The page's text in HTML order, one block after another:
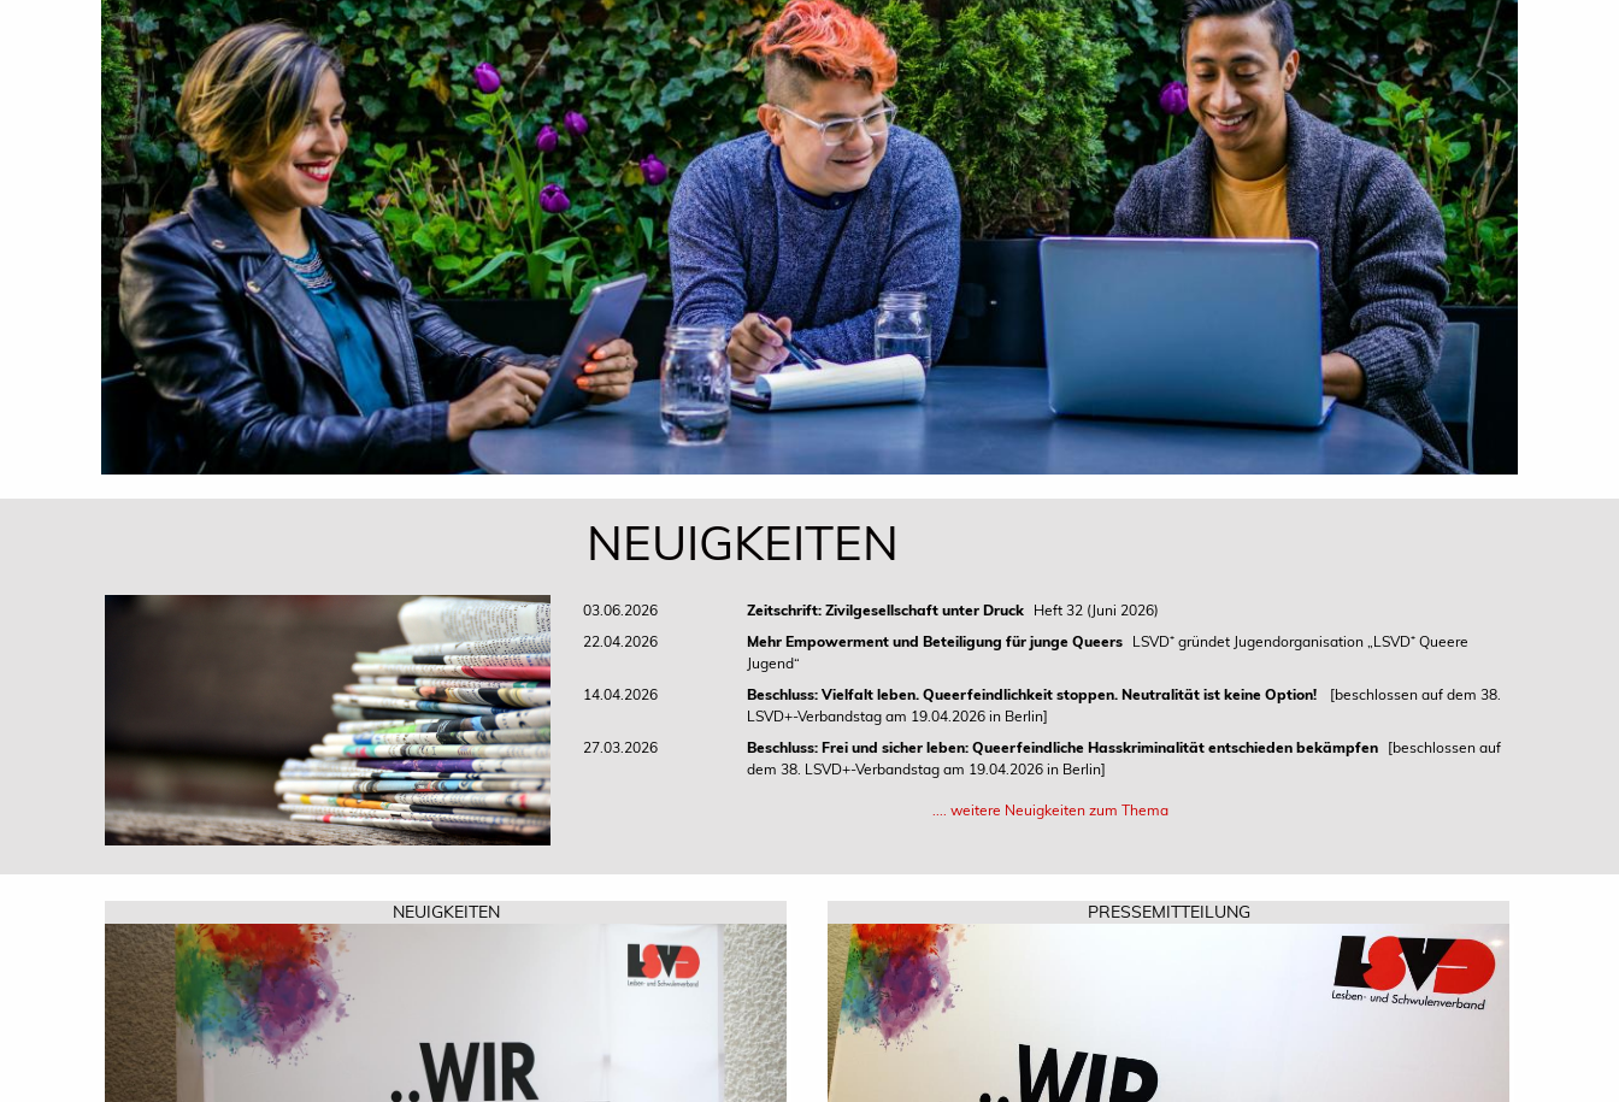
NEUIGKEITEN
03.06.2026 Zeitschrift: Zivilgesellschaft unter Druck Heft 32 (Juni 2026)
22.04.2026
Mehr Empowerment und Beteiligung für junge Queers LSVD⁺ gründet Jugendorganisation „LSVD⁺ Queere
Jugend“
14.04.2026
Beschluss: Vielfalt leben. Queerfeindlichkeit stoppen. Neutralität ist keine Option!
[beschlossen auf dem 38.
LSVD+-Verbandstag am 19.04.2026 in Berlin]
27.03.2026
Beschluss: Frei und sicher leben: Queerfeindliche Hasskriminalität entschieden bekämpfen [beschlossen auf
dem 38. LSVD+-Verbandstag am 19.04.2026 in Berlin]
.... weitere Neuigkeiten zum Thema
NEUIGKEITEN PRESSEMITTEILUNG